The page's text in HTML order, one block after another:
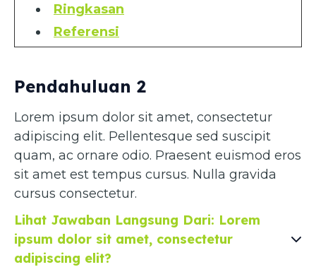
Ringkasan
Referensi
Pendahuluan 2
Lorem ipsum dolor sit amet, consectetur
adipiscing elit. Pellentesque sed suscipit
quam, ac ornare odio. Praesent euismod eros
sit amet est tempus cursus. Nulla gravida
cursus consectetur.
Lihat Jawaban Langsung Dari: Lorem
ipsum dolor sit amet, consectetur
adipiscing elit?